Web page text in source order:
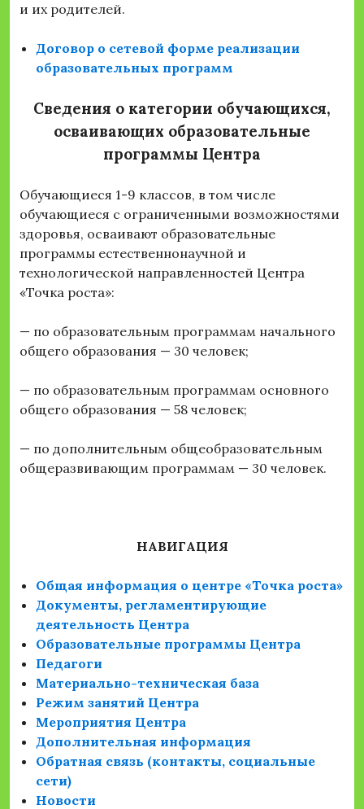
и их родителей.
Договор о сетевой форме реализации
образовательных программ
Сведения о категории обучающихся,
осваивающих образовательные
программы Центра
Обучающиеся 1-9 классов, в том числе
обучающиеся с ограниченными возможностями
здоровья, осваивают образовательные
программы естественнонаучной и
технологической направленностей Центра
«Точка роста»:
— по образовательным программам начального
общего образования — 30 человек;
— по образовательным программам основного
общего образования — 58 человек;
— по дополнительным общеобразовательным
общеразвивающим программам — 30 человек.
НАВИГАЦИЯ
Общая информация о центре «Точка роста»
Документы, регламентирующие
деятельность Центра
Образовательные программы Центра
Педагоги
Материально-техническая база
Режим занятий Центра
Мероприятия Центра
Дополнительная информация
Обратная связь (контакты, социальные
сети)
Новости